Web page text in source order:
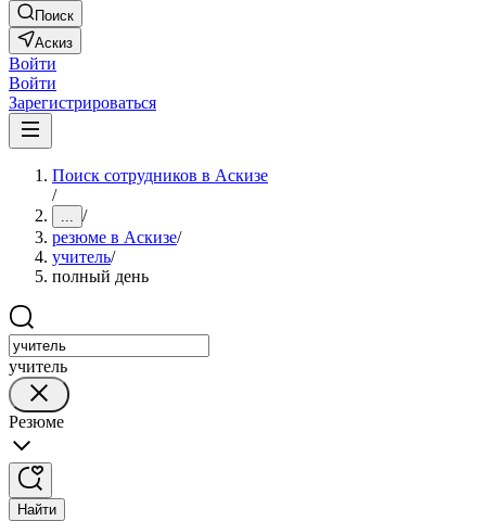
Поиск
Аскиз
Войти
Войти
Зарегистрироваться
Поиск сотрудников в Аскизе
/
... /
резюме в Аскизе/
учитель/
полный день
учитель
Резюме
Найти